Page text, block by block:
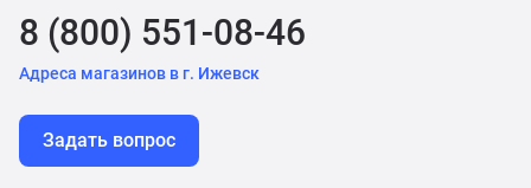
8 (800) 551-08-46
Адреса магазинов в г. Ижевск
Задать вопрос